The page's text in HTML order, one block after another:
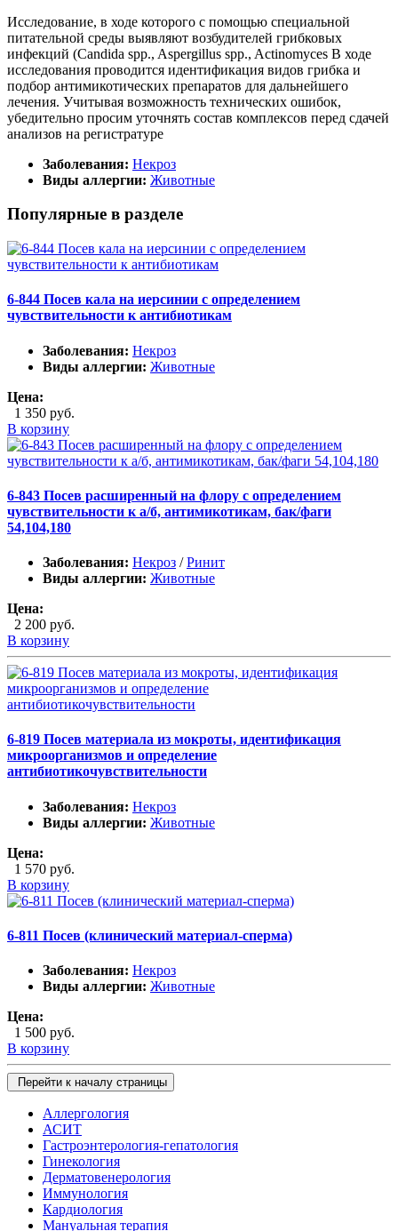
Исследование, в ходе которого с помощью специальной
питательной среды выявляют возбудителей грибковых
инфекций (Candida spp., Aspergillus spp., Actinomyces В ходе
исследования проводится идентификация видов грибка и
подбор антимикотических препаратов для дальнейшего
лечения. Учитывая возможность технических ошибок,
убедительно просим уточнять состав комплексов перед сдачей
анализов на регистратуре
Заболевания: Некроз
Виды аллергии: Животные
Популярные в разделе
6-844 Посев кала на иерсинии с определением
чувствительности к антибиотикам
Заболевания: Некроз
Виды аллергии: Животные
Цена:
1 350 руб.
В корзину
6-843 Посев расширенный на флору с определением
чувствительности к а/б, антимикотикам, бак/фаги
54,104,180
Заболевания: Некроз /Ринит
Виды аллергии: Животные
Цена:
2 200 руб.
В корзину
6-819 Посев материала из мокроты, идентификация
микроорганизмов и определение
антибиотикочувствительности
Заболевания: Некроз
Виды аллергии: Животные
Цена:
1 570 руб.
В корзину
6-811 Посев (клинический материал-сперма)
Заболевания: Некроз
Виды аллергии: Животные
Цена:
1 500 руб.
В корзину
Перейти к началу страницы
Аллергология
АСИТ
Гастроэнтерология-гепатология
Гинекология
Дерматовенерология
Иммунология
Кардиология
Мануальная терапия